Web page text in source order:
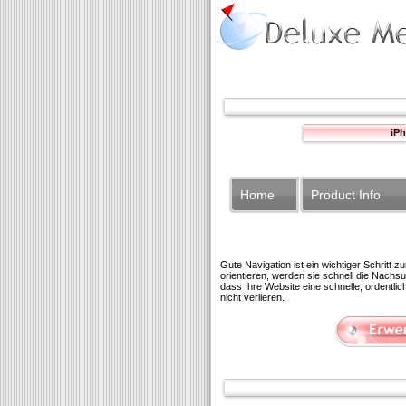
Home Product Info
Gute Navigation ist ein wichtiger Schritt
orientieren, werden sie schnell die
dass Ihre Website eine schnelle,
nicht verlieren.